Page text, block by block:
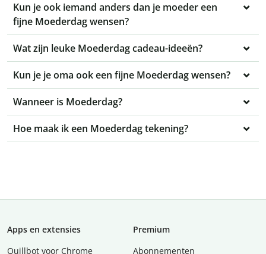
Kun je ook iemand anders dan je moeder een
fijne Moederdag wensen?
Wat zijn leuke Moederdag cadeau-ideeën?
Kun je je oma ook een fijne Moederdag wensen?
Wanneer is Moederdag?
Hoe maak ik een Moederdag tekening?
Apps en extensies
Quillbot voor Chrome
Premium
Abonnementen